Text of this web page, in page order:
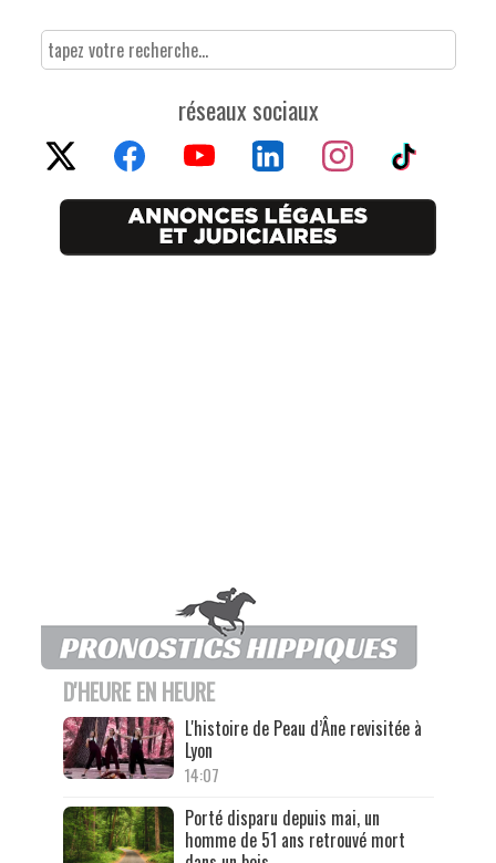
réseaux sociaux
D'HEURE EN HEURE
L'histoire de Peau d’Âne revisitée à
Lyon
14:07
Porté disparu depuis mai, un
homme de 51 ans retrouvé mort